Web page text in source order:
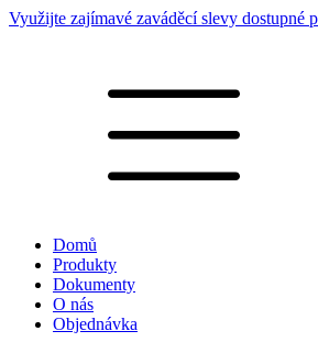
Využijte zajímavé zaváděcí slevy dostupné
Domů
Produkty
Dokumenty
O nás
Objednávka